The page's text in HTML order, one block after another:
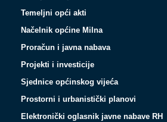
Temeljni opći akti
Načelnik općine Milna
Proračun i javna nabava
Projekti i investicije
Sjednice općinskog vijeća
Prostorni i urbanistički planovi
Elektronički oglasnik javne nabave RH